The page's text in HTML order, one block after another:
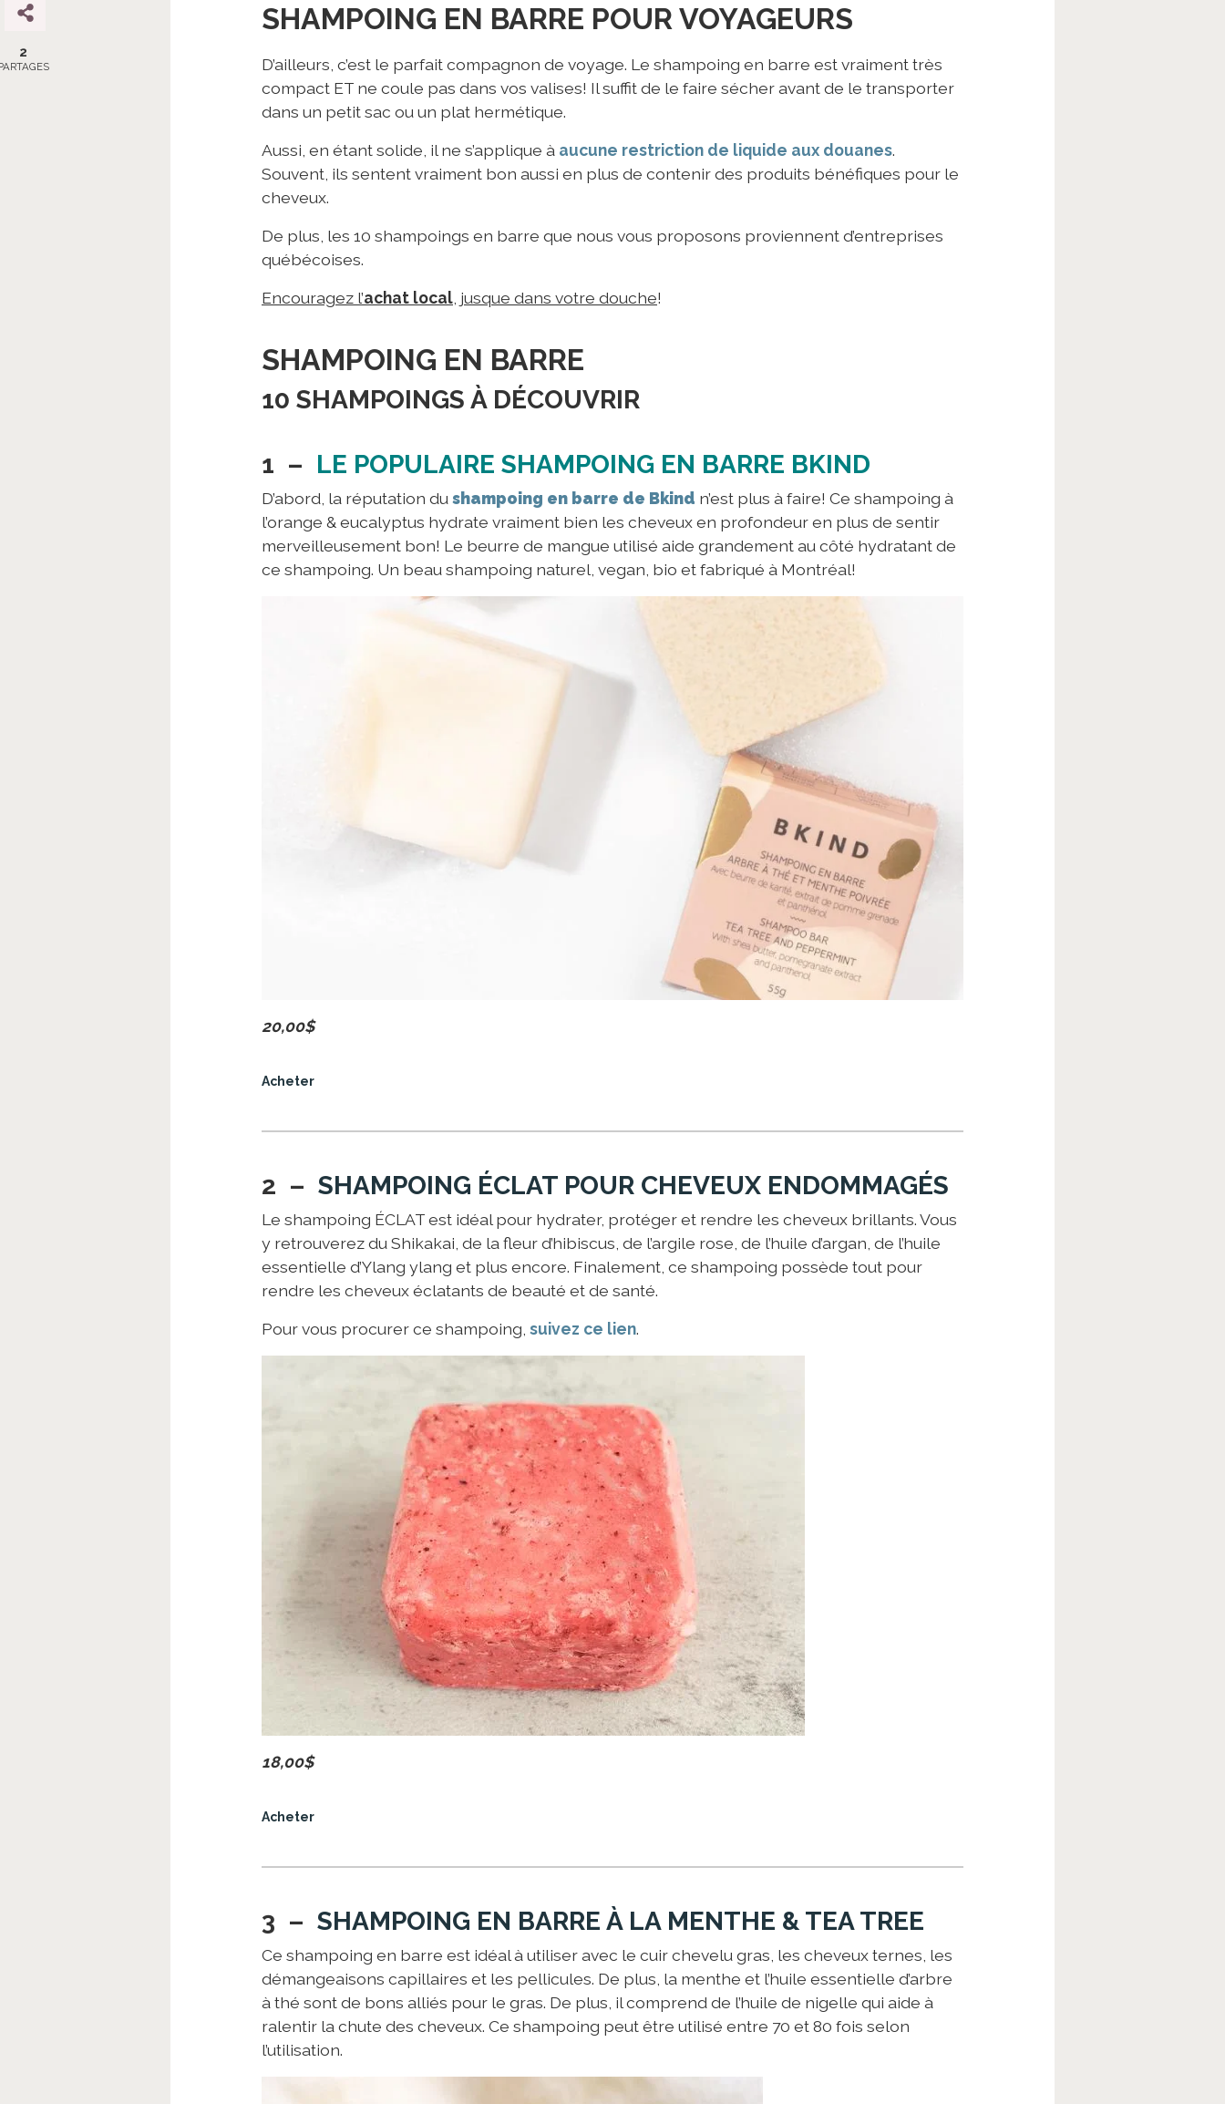
2
SHAMPOING EN BARRE POUR VOYAGEURS
D’ailleurs, c’est le parfait compagnon de voyage. Le shampoing en barre est vraiment très
compact ET ne coule pas dans vos valises! Il suffit de le faire sécher avant de le transporter
dans un petit sac ou un plat hermétique.
Aussi, en étant solide, il ne s’applique à aucune restriction de liquide aux douanes.
Souvent, ils sentent vraiment bon aussi en plus de contenir des produits bénéfiques pour le
cheveux.
De plus, les 10 shampoings en barre que nous vous proposons proviennent d’entreprises
québécoises.
Encouragez l’achat local , jusque dans votre douche!
SHAMPOING EN BARRE
10 SHAMPOINGS À DÉCOUVRIR
1 – LE POPULAIRE SHAMPOING EN BARRE BKIND
D’abord, la réputation du shampoing en barre de Bkind n’est plus à faire! Ce shampoing à
l’orange & eucalyptus hydrate vraiment bien les cheveux en profondeur en plus de sentir
merveilleusement bon! Le beurre de mangue utilisé aide grandement au côté hydratant de
ce shampoing. Un beau shampoing naturel, vegan, bio et fabriqué à Montréal!
20,00$
Acheter
2 – SHAMPOING ÉCLAT POUR CHEVEUX ENDOMMAGÉS
Le shampoing ÉCLAT est idéal pour hydrater, protéger et rendre les cheveux brillants. Vous
y retrouverez du Shikakai, de la fleur d’hibiscus, de l’argile rose, de l’huile d’argan, de l’huile
essentielle d’Ylang ylang et plus encore. Finalement, ce shampoing possède tout pour
rendre les cheveux éclatants de beauté et de santé.
Pour vous procurer ce shampoing, suivez ce lien.
18,00$
Acheter
3 – SHAMPOING EN BARRE À LA MENTHE & TEA TREE
Ce shampoing en barre est idéal à utiliser avec le cuir chevelu gras, les cheveux ternes, les
démangeaisons capillaires et les pellicules. De plus, la menthe et l’huile essentielle d’arbre
à thé sont de bons alliés pour le gras. De plus, il comprend de l’huile de nigelle qui aide à
ralentir la chute des cheveux. Ce shampoing peut être utilisé entre 70 et 80 fois selon
l’utilisation.